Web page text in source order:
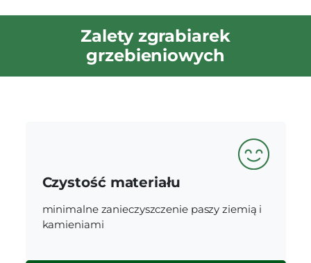
Zalety zgrabiarek
grzebieniowych
Czystość materiału
minimalne zanieczyszczenie paszy ziemią i
kamieniami